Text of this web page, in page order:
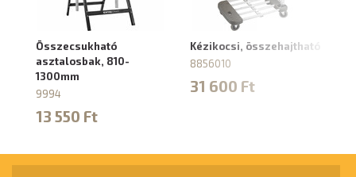
Összecsukható
asztalosbak, 810-
1300mm
9994
13 550 Ft
Kézikocsi, összehajtható
8856010
31 600 Ft